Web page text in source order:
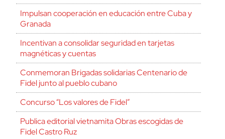
Impulsan cooperación en educación entre Cuba y
Granada
Incentivan a consolidar seguridad en tarjetas
magnéticas y cuentas
Conmemoran Brigadas solidarias Centenario de
Fidel junto al pueblo cubano
Concurso “Los valores de Fidel”
Publica editorial vietnamita Obras escogidas de
Fidel Castro Ruz